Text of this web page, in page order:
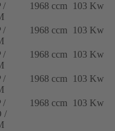
/
1968 ccm 103 Kw
/
1968 ccm 103 Kw
/
1968 ccm 103 Kw
/
1968 ccm 103 Kw
/
/
1968 ccm 103 Kw